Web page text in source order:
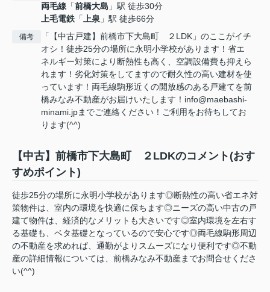
両毛線 「前橋大島 」駅 徒歩30分
上毛電鉄 「 上泉 」駅 徒歩66分
備考
「【中古戸建】前橋市下大島町 ２LDK」のここがイチ
オシ！徒歩25分の場所に永明小学校があります！省エ
ネルギー対策により断熱性も高く、空調設備費も抑えら
れます！劣化対策をしてますので耐久性の高い建材を使
っています！両毛線駒形近くの開放感のある戸建てを前
橋みなみ不動産がお届けいたします！info@maebashi-
minami.jpまでご連絡ください！ご利用をお待ちしてお
ります(^^)
【中古】前橋市下大島町 ２LDKのコメント(おす
すめポイント)
徒歩25分の場所に永明小学校があります◎断熱性の高い省エネ対
策物件は、室内の環境を快適に保ちます◎ニーズの高い中古の戸
建て物件は、経済的なメリットも大きいです◎室内環境を左右す
る基礎も、ベタ基礎となっているので安心です◎両毛線駒形周辺
の不動産を求めれば、通勤がよりスムーズになり便利です◎不動
産の詳細情報については、前橋みなみ不動産までお問合せくださ
い(^^)